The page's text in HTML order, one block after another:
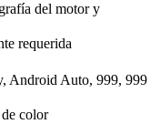
del motor y
requerida
Android Auto, 999, 999
color